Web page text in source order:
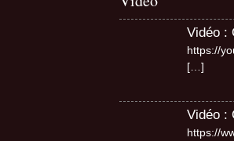
Vidéo :
https://
[…]
Vidéo :
https://